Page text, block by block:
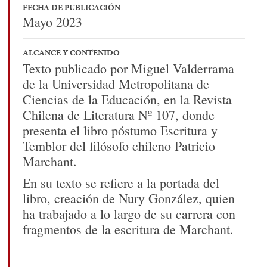
FECHA DE PUBLICACIÓN
Mayo 2023
ALCANCE Y CONTENIDO
Texto publicado por Miguel Valderrama
de la Universidad Metropolitana de
Ciencias de la Educación, en la Revista
Chilena de Literatura Nº 107, donde
presenta el libro póstumo Escritura y
Temblor del filósofo chileno Patricio
Marchant.
En su texto se refiere a la portada del
libro, creación de Nury González, quien
ha trabajado a lo largo de su carrera con
fragmentos de la escritura de Marchant.